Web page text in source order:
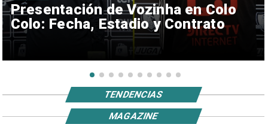
Presentación de Vozinha en Colo
Colo: Fecha, Estadio y Contrato
TENDENCIAS
MAGAZINE